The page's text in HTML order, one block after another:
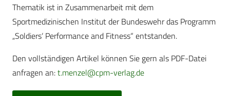
Thematik ist in Zusammenarbeit mit dem
Sportmedizinischen Institut der Bundeswehr das Programm
„Soldiers‘ Performance and Fitness“ entstanden.
Den vollständigen Artikel können Sie gern als PDF-Datei
anfragen an:t.menzel@cpm-verlag.de